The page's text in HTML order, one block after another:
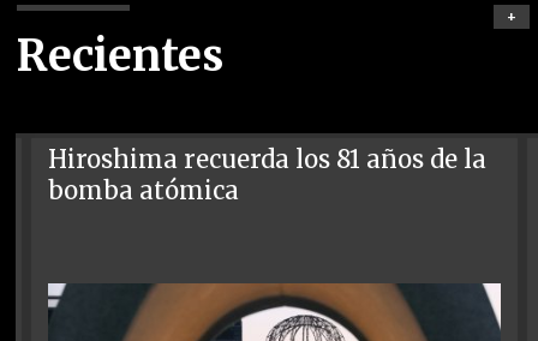
Recientes
+
Hiroshima recuerda los 81 años de la
bomba atómica